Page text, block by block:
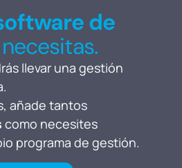
de
llevar una gestión
añade tantos
como necesites
programa de gestión.